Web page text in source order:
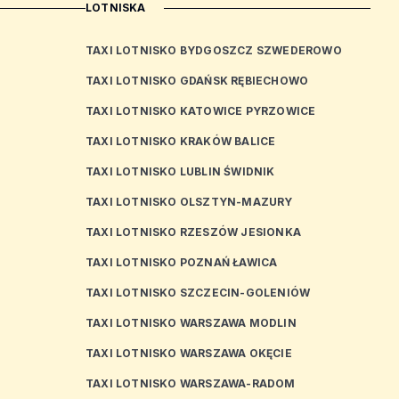
LOTNISKA
TAXI LOTNISKO BYDGOSZCZ SZWEDEROWO
TAXI LOTNISKO GDAŃSK RĘBIECHOWO
TAXI LOTNISKO KATOWICE PYRZOWICE
TAXI LOTNISKO KRAKÓW BALICE
TAXI LOTNISKO LUBLIN ŚWIDNIK
TAXI LOTNISKO OLSZTYN-MAZURY
TAXI LOTNISKO RZESZÓW JESIONKA
TAXI LOTNISKO POZNAŃ ŁAWICA
TAXI LOTNISKO SZCZECIN-GOLENIÓW
TAXI LOTNISKO WARSZAWA MODLIN
TAXI LOTNISKO WARSZAWA OKĘCIE
TAXI LOTNISKO WARSZAWA-RADOM